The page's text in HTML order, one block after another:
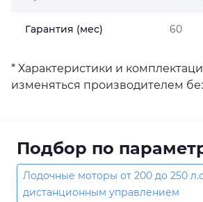
Гарантия (мес) 60
* Характеристики и
изменяться производителем
Подбор по
Лодочные моторы от 200 до 250
дистанционным управлением